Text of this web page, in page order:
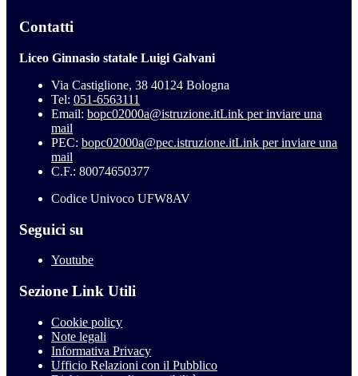
Contatti
Liceo Ginnasio statale Luigi Galvani
Via Castiglione, 38 40124 Bologna
Tel: 051-6563111
Email: bopc02000a@istruzione.itLink per inviare una
mail
PEC: bopc02000a@pec.istruzione.itLink per inviare una
mail
C.F.: 80074650377
Codice Univoco UFW8AV
Seguici su
Youtube
Sezione Link Utili
Cookie policy
Note legali
Informativa Privacy
Ufficio Relazioni con il Pubblico